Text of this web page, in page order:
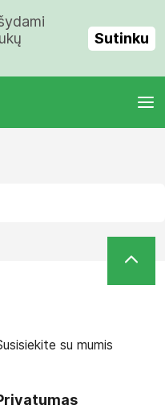
Sutinku
su mumis